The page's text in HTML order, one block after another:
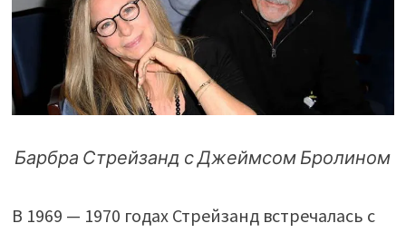
Барбра Стрейзанд с Джеймсом Бролином
В 1969 — 1970 годах Стрейзанд встречалась с